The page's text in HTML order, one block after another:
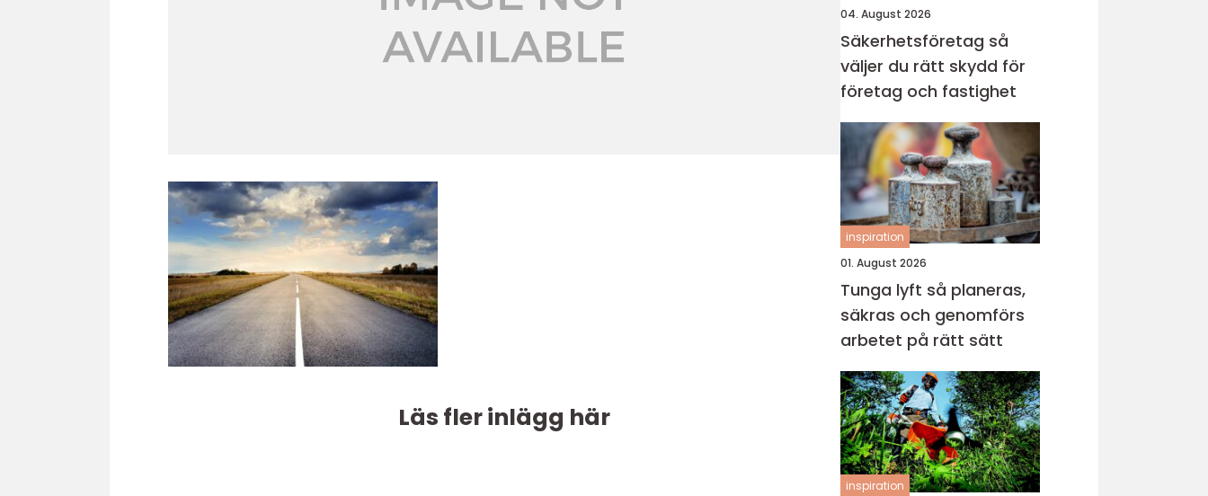
Läs fler inlägg här
04. August 2026
Säkerhetsföretag så
väljer du rätt skydd för
företag och fastighet
inspiration
01. August 2026
Tunga lyft så planeras,
säkras och genomförs
arbetet på rätt sätt
inspiration